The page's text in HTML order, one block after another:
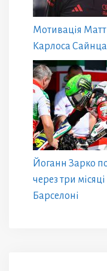
Мотивація
Карлоса Сайнца
Йоганн Зарко
через три
Барселоні